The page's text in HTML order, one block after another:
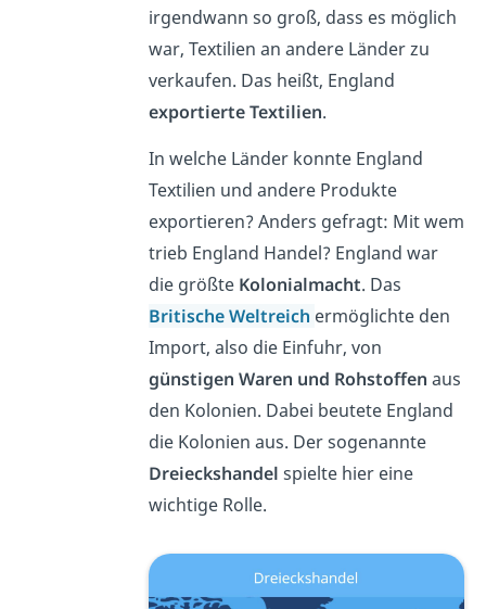
irgendwann so groß, dass es möglich
war, Textilien an andere Länder zu
verkaufen. Das heißt, England
exportierteTextilien.
In welche Länder konnte England
Textilien und andere Produkte
exportieren? Anders gefragt: Mit wem
trieb England Handel? England war
die größte Kolonialmacht. Das
Britische Weltreich ermöglichte den
Import, also die Einfuhr, von
günstigen Waren und Rohstoffen aus
den Kolonien. Dabei beutete England
die Kolonien aus. Der sogenannte
Dreieckshandel spielte hier eine
wichtige Rolle.